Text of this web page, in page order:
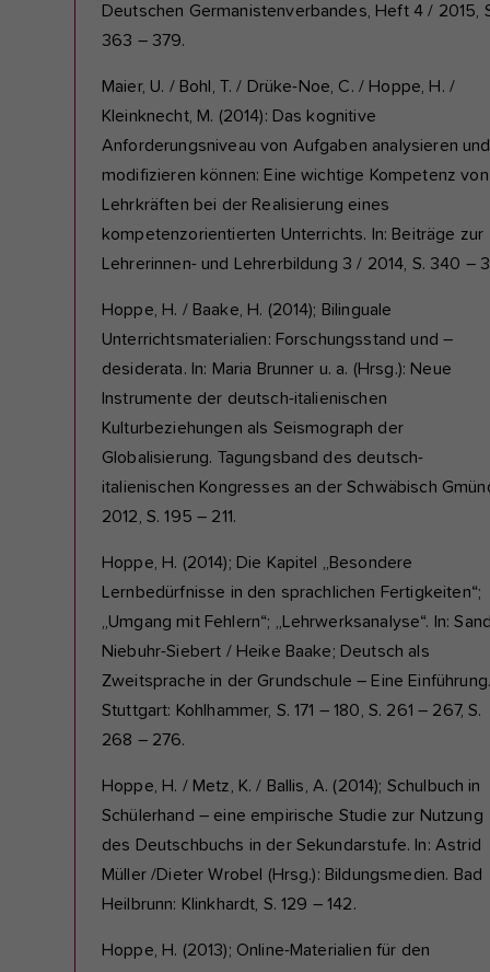
Deutschen Germanistenverbandes, Heft 4 / 2015,
363 – 379.
Maier, U. / Bohl, T. / Drüke-Noe, C. / Hoppe, H. /
Kleinknecht, M. (2014): Das kognitive
Anforderungsniveau von Aufgaben analysieren und
modifizieren können: Eine wichtige Kompetenz von
Lehrkräften bei der Realisierung eines
kompetenzorientierten Unterrichts. In: Beiträge zur
Lehrerinnen- und Lehrerbildung 3 / 2014, S. 340 –
Hoppe, H. / Baake, H. (2014); Bilinguale
Unterrichtsmaterialien: Forschungsstand und –
desiderata. In: Maria Brunner u. a. (Hrsg.): Neue
Instrumente der deutsch-italienischen
Kulturbeziehungen als Seismograph der
Globalisierung. Tagungsband des deutsch-
italienischen Kongresses an der Schwäbisch
2012, S. 195 – 211.
Hoppe, H. (2014); Die Kapitel „Besondere
Lernbedürfnisse in den sprachlichen Fertigkeiten“;
„Umgang mit Fehlern“; „Lehrwerksanalyse“. In:
Niebuhr-Siebert / Heike Baake; Deutsch als
Zweitsprache in der Grundschule – Eine
Stuttgart: Kohlhammer, S. 171 – 180, S. 261 – 267, S.
268 – 276.
Hoppe, H. / Metz, K. / Ballis, A. (2014); Schulbuch in
Schülerhand – eine empirische Studie zur Nutzung
des Deutschbuchs in der Sekundarstufe. In: Astrid
Müller /Dieter Wrobel (Hrsg.): Bildungsmedien. Bad
Heilbrunn: Klinkhardt, S. 129 – 142.
Hoppe, H. (2013); Online-Materialien für den